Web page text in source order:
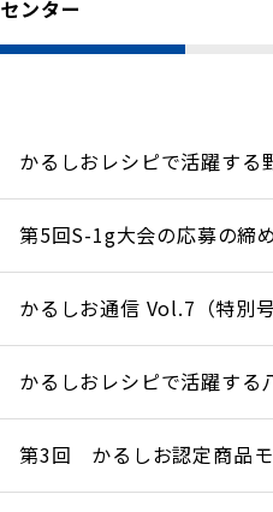
センター
かるしおレシピで活躍する
第5回S-1g大会の応募の締
かるしお通信 Vol.7（特別
かるしおレシピで活躍する
第3回 かるしお認定商品モ